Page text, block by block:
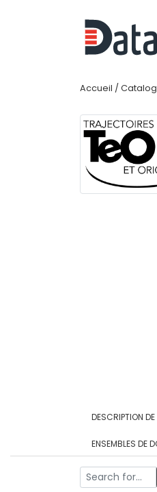
Accueil /
DESCRIPTION DE
ENSEMBLES DE